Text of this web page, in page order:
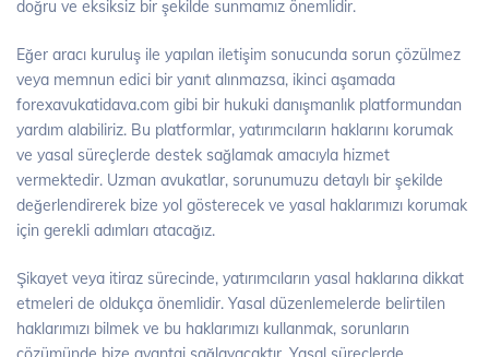
doğru ve eksiksiz bir şekilde sunmamız önemlidir.
Eğer aracı kuruluş ile yapılan iletişim sonucunda sorun çözülmez
veya memnun edici bir yanıt alınmazsa, ikinci aşamada
forexavukatidava.com gibi bir hukuki danışmanlık platformundan
yardım alabiliriz. Bu platformlar, yatırımcıların haklarını korumak
ve yasal süreçlerde destek sağlamak amacıyla hizmet
vermektedir. Uzman avukatlar, sorunumuzu detaylı bir şekilde
değerlendirerek bize yol gösterecek ve yasal haklarımızı korumak
için gerekli adımları atacağız.
Şikayet veya itiraz sürecinde, yatırımcıların yasal haklarına dikkat
etmeleri de oldukça önemlidir. Yasal düzenlemelerde belirtilen
haklarımızı bilmek ve bu haklarımızı kullanmak, sorunların